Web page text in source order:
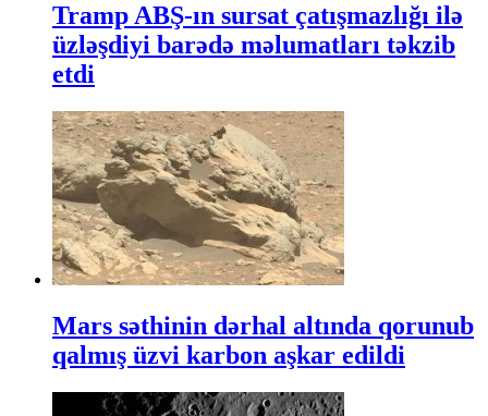
Tramp ABŞ-ın sursat çatışmazlığı ilə
üzləşdiyi barədə məlumatları təkzib
etdi
Mars səthinin dərhal altında qorunub
qalmış üzvi karbon aşkar edildi